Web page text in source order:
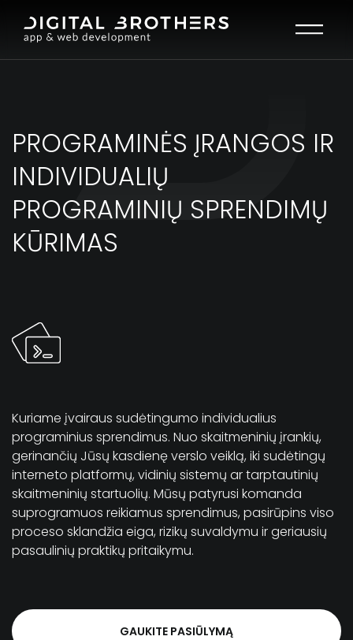
Open
PROGRAMINĖS ĮRANGOS IR
INDIVIDUALIŲ
PROGRAMINIŲ SPRENDIMŲ
KŪRIMAS
Kuriame įvairaus sudėtingumo individualius
programinius sprendimus. Nuo skaitmeninių įrankių,
gerinančių Jūsų kasdienę verslo veiklą, iki sudėtingų
interneto platformų, vidinių sistemų ar tarptautinių
skaitmeninių startuolių. Mūsų patyrusi komanda
suprogramuos reikiamus sprendimus, pasirūpins viso
proceso sklandžia eiga, rizikų suvaldymu ir geriausių
pasaulinių praktikų pritaikymu.
GAUKITE PASIŪLYMĄ